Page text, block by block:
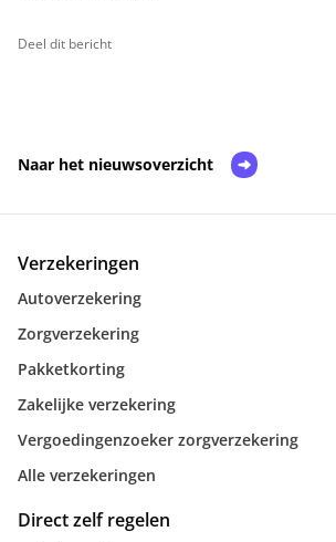
Deel dit bericht
Naar het nieuwsoverzicht
Verzekeringen
Autoverzekering
Zorgverzekering
Pakketkorting
Zakelijke verzekering
Vergoedingenzoeker zorgverzekering
Alle verzekeringen
Direct zelf regelen